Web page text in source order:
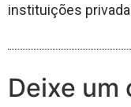
instituições
Deixe um